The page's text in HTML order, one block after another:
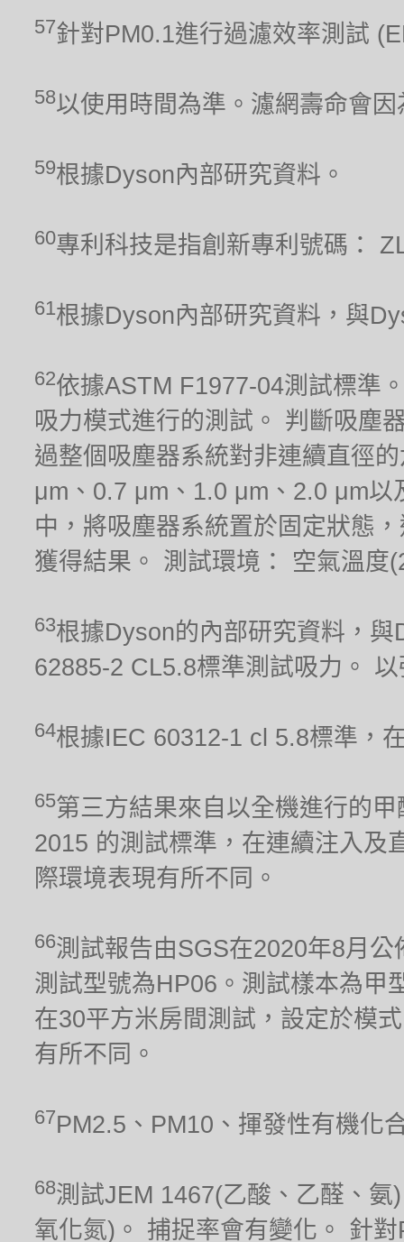
57針對PM0.1進行過濾效率測試
58以使用時間為準。濾網壽命會
59根據Dyson內部研究資料。
60專利科技是指創新專利號碼：
61根據Dyson內部研究資料，與
62依據ASTM F1977-04測試標準
吸力模式進行的測試。 判斷吸塵
過整個吸塵器系統對非連續直徑
μm、0.7 μm、1.0 μm、2.0 μm
中，將吸塵器系統置於固定狀態
獲得結果。 測試環境： 空氣溫度
63根據Dyson的內部研究資料，
62885-2 CL5.8標準測試吸力。
64根據IEC 60312-1 cl 5.8標準，
65第三方結果來自以全機進行的
2015 的測試標準，在連續注入及
際環境表現有所不同。
66測試報告由SGS在2020年8月
測試型號為HP06。測試樣本為甲
在30平方米房間測試，設定於模
有所不同。
67PM2.5、PM10、揮發性有機化
68測試JEM 1467(乙酸、乙醛、
氧化氮)。 捕捉率會有變化。 針